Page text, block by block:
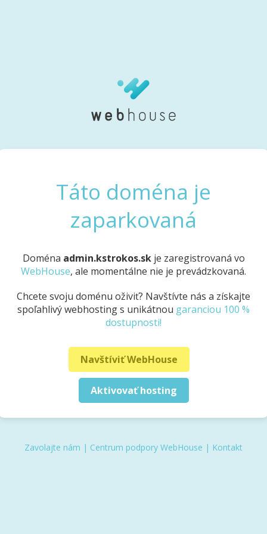
Táto doména je
zaparkovaná
Doména admin.kstrokos.skje zaregistrovaná vo
WebHouse, ale momentálne nie je prevádzkovaná.
Chcete svoju doménu oživiť? Navštívte nás a získajte
spoľahlivý webhosting s unikátnou garanciou 100 %
dostupnosti!
Navštíviť WebHouse
Aktivovať hosting
Zavolajte nám | Centrum podpory WebHouse | Kontakt